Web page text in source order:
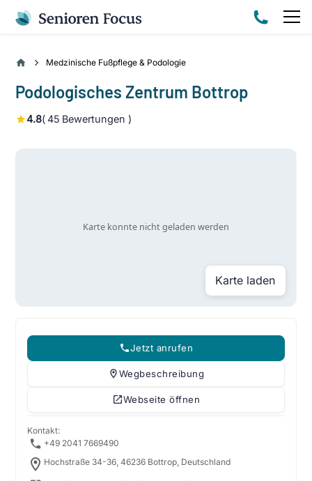
Medzinische Fußpflege & Podologie
Podologisches Zentrum Bottrop
4.8(45 Bewertungen )
Karte laden
Jetzt anrufen
Wegbeschreibung
Webseite öffnen
Kontakt:
+49 2041 7669490
Hochstraße 34-36, 46236 Bottrop, Deutschland